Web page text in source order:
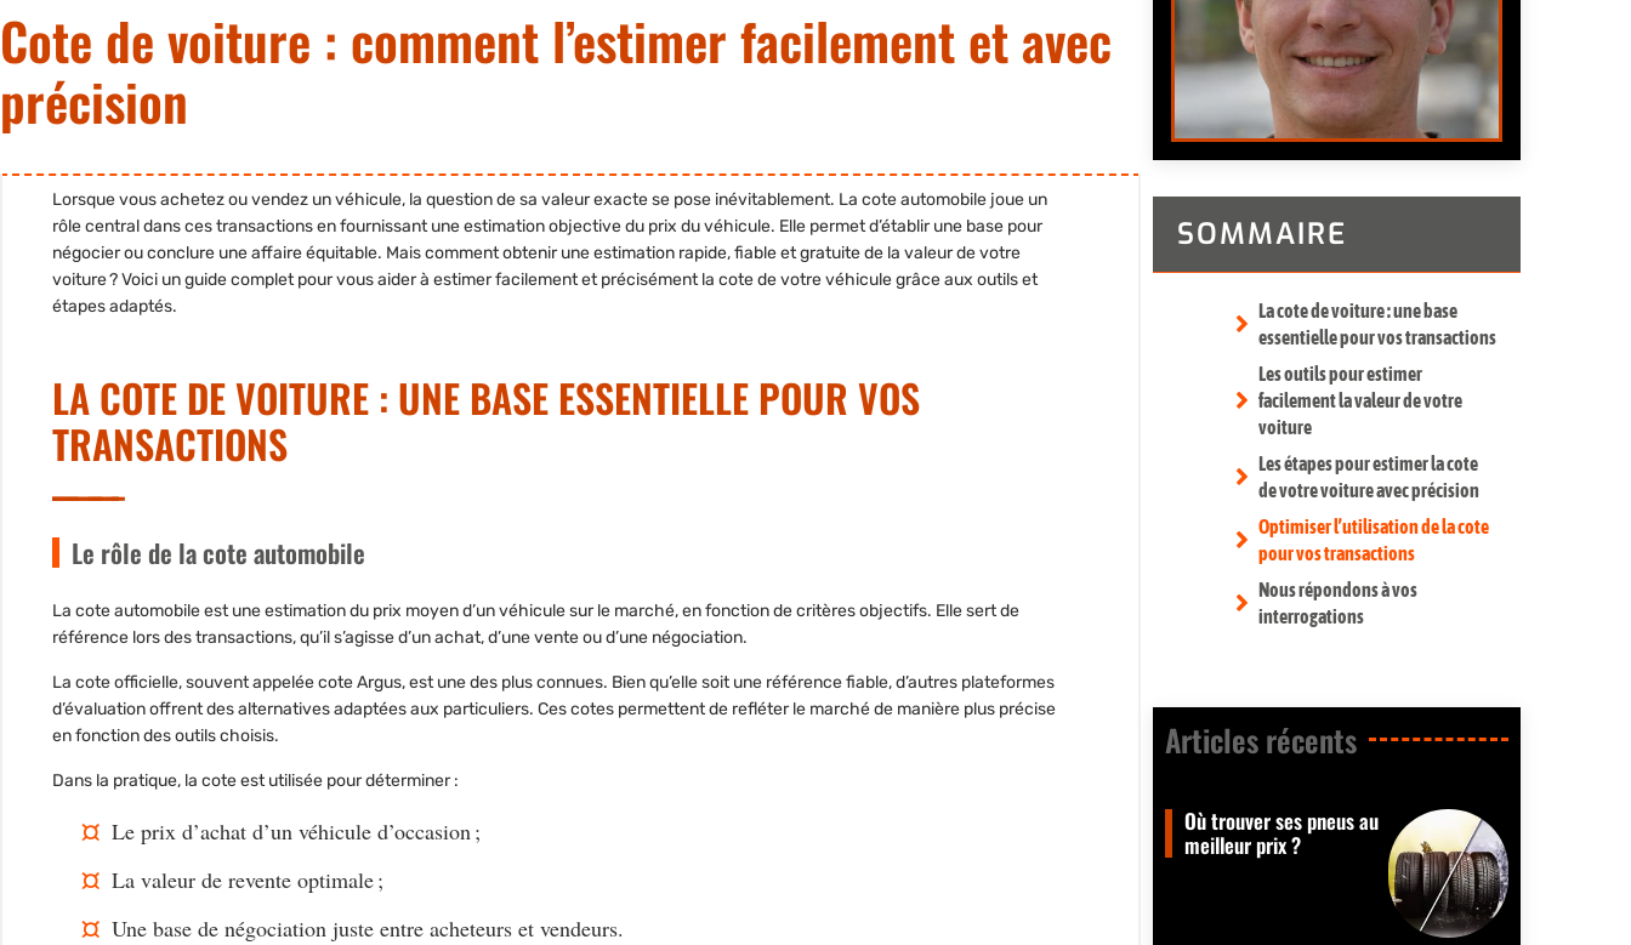
Cote de voiture : comment l’estimer facilement et avec
précision
Lorsque vous achetez ou vendez un véhicule, la question de sa valeur exacte se pose inévitablement. La cote automobile joue un
rôle central dans ces transactions en fournissant une estimation objective du prix du véhicule. Elle permet d’établir une base pour
négocier ou conclure une affaire équitable. Mais comment obtenir une estimation rapide, fiable et gratuite de la valeur de votre
voiture ? Voici un guide complet pour vous aider à estimer facilement et précisément la cote de votre véhicule grâce aux outils et
étapes adaptés.
LA COTE DE VOITURE : UNE BASE ESSENTIELLE POUR VOS
TRANSACTIONS
Le rôle de la cote automobile
La cote automobileest une estimation du prix moyen d’un véhicule sur le marché, en fonction de critères objectifs. Elle sert de
référence lors des transactions, qu’il s’agisse d’un achat, d’une vente ou d’une négociation.
La cote officielle, souvent appeléecote Argus, est une des plus connues. Bien qu’elle soit une référence fiable, d’autres plateformes
d’évaluation offrent des alternatives adaptées aux particuliers. Ces cotes permettent de refléter le marché de manière plus précise
en fonction des outils choisis.
Dans la pratique, la cote est utilisée pour déterminer :
Le prix d’achat d’un véhicule d’occasion ;
La valeur de revente optimale ;
Une base de négociation juste entre acheteurs et vendeurs.
SOMMAIRE
La cote de voiture : une base
essentielle pour vos transactions
Les outils pour estimer
facilement la valeur de votre
voiture
Les étapes pour estimer la cote
de votre voiture avec précision
Optimiser l’utilisation de la cote
pour vos transactions
Nous répondons à vos
interrogations
Articles récents​
Où trouver ses pneus au
meilleur prix ?